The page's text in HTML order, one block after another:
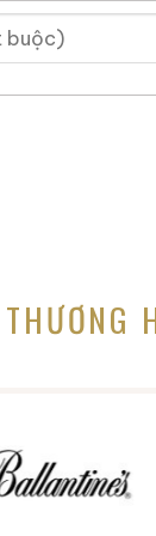
Một Số
THƯƠNG